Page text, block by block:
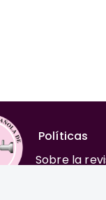
Políticas
Sobre la